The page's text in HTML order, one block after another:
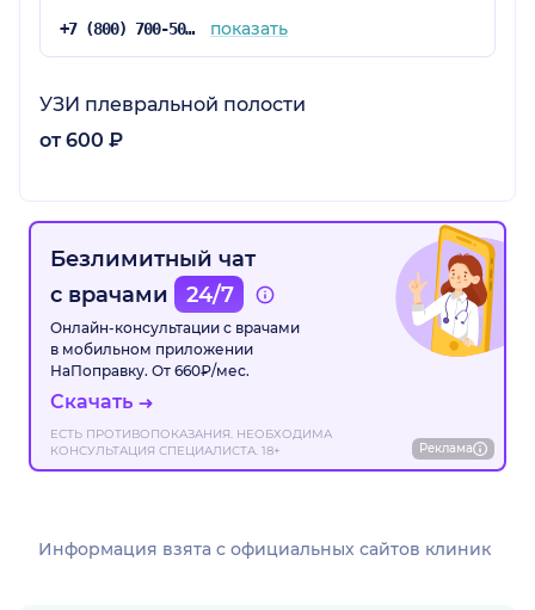
+7 (800) 700-50-72 показать
УЗИ плевральной полости
от 600 ₽
Безлимитный чат
с врачами
24/7
Онлайн-консультации с врачами
в мобильном приложении
НаПоправку. От 660₽/мес.
Скачать
ЕСТЬ ПРОТИВОПОКАЗАНИЯ. НЕОБХОДИМА
КОНСУЛЬТАЦИЯ СПЕЦИАЛИСТА. 18+
Реклама
Информация взята c официальных сайтов клиник